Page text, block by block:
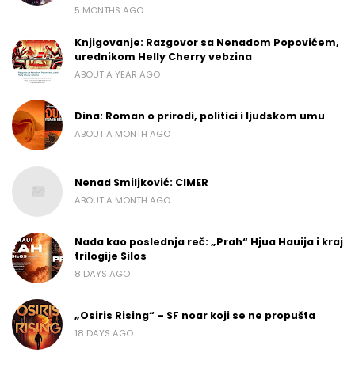
5 MONTHS AGO
Knjigovanje: Razgovor sa Nenadom Popovićem,
urednikom Helly Cherry vebzina
ABOUT A YEAR AGO
Dina: Roman o prirodi, politici i ljudskom umu
ABOUT A MONTH AGO
Nenad Smiljković: CIMER
ABOUT A MONTH AGO
Nada kao poslednja reč: „Prah“ Hjua Hauija i kraj
trilogije Silos
8 DAYS AGO
„Osiris Rising“ – SF noar koji se ne propušta
18 DAYS AGO